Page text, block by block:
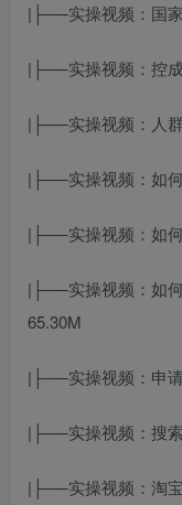
|├──实操视频：国
|├──实操视频：控
|├──实操视频：人
|├──实操视频：如
|├──实操视频：如
|├──实操视频：如
65.30M
|├──实操视频：申
|├──实操视频：搜
|├──实操视频：淘